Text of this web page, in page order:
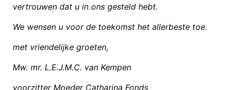
vertrouwen dat u in ons gesteld hebt.
We wensen u voor de toekomst het allerbeste toe.
met vriendelijke groeten,
Mw. mr. L.E.J.M.C. van Kempen
voorzitter Moeder Catharina Fonds